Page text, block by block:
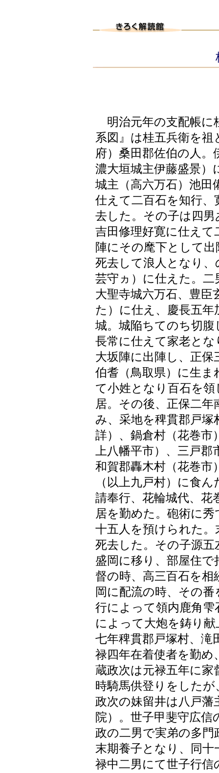
明治元年の支配帳に
系図』は桂五兵衛を
府）桑田郡佐伯の人。
濃大垣城主伊藤盛景）
城主（高六万石）池田
仕えて二百石を知行、
去した。その子は四
吉田修理好寛に仕えて
陣にその麾下として
死去して浪人となり
芸守ヵ）に仕えた。二
大聖寺城六万石、豊臣
た）に仕え、慶長五年
城。城陥ちてのち切
長常に仕えて家老と
大坂陣に出陣し、正保
伯耆（鳥取県）に生ま
て小姓となり百石を
居。その後、正保二
み、采地を稗貫郡戸塚
詳）、鍋倉村（花巻市
上八幡平市）、三戸
和賀郡轟木村（花巻市
（以上九戸村）に食
請奉行、花輪城代、花
居を勤めた。砲術に
十五人を預けられた
死去した。その子源
盛岡に移り、部屋住
督の時、高三百石を相
岡に配流の時、その
行によって領内鹿角
によって大炮を鋳り
七年稗貫郡戸塚村、滝
禄四年在着使者を勤め
蔵政次は元禄五年に家
時騎馬供登りをした
政次の妹留井は八戸藩
院）。世子甲斐守広
政の二男で実弟の多門
末期養子となり、同
禄中二男にて世子行